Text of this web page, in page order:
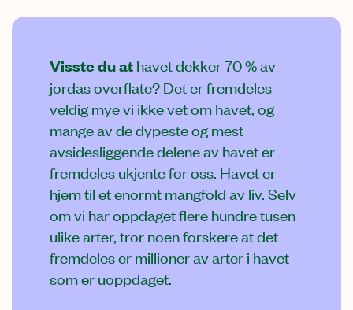
Visste du at havet dekker 70 % av
jordas overflate? Det er fremdeles
veldig mye vi ikke vet om havet, og
mange av de dypeste og mest
avsidesliggende delene av havet er
fremdeles ukjente for oss. Havet er
hjem til et enormt mangfold av liv. Selv
om vi har oppdaget flere hundre tusen
ulike arter, tror noen forskere at det
fremdeles er millioner av arter i havet
som er uoppdaget.